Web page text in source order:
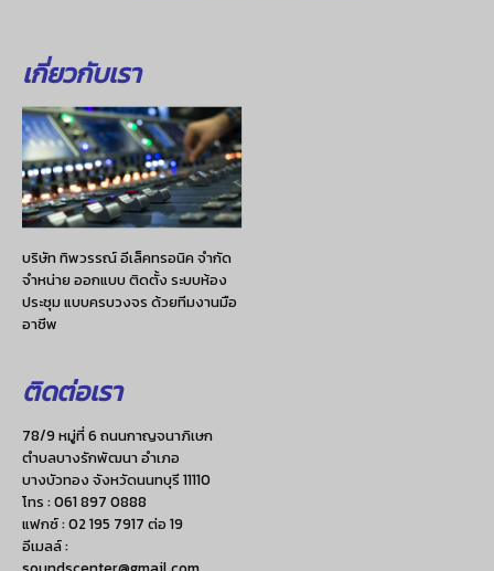
เกี่ยวกับเรา
บริษัท ทิพวรรณ์ อีเล็คทรอนิค จำกัด
จำหน่าย ออกแบบ ติดตั้ง ระบบห้อง
ประชุม แบบครบวงจร ด้วยทีมงานมือ
อาชีพ
ติดต่อเรา
78/9 หมู่ที่ 6 ถนนกาญจนาภิเษก
ตำบลบางรักพัฒนา อำเภอ
บางบัวทอง จังหวัดนนทบุรี 11110
โทร :061 897 0888
แฟกซ์ :02 195 7917 ต่อ 19
อีเมลล์ :